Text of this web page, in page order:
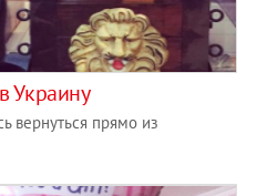
Украину
вернуться прямо из